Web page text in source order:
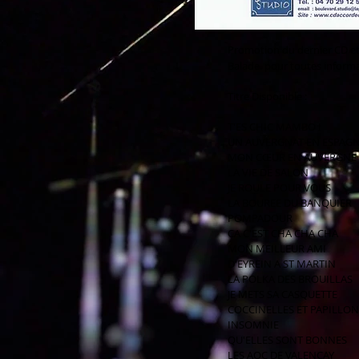
MON CŒUR EN AUVERGNE
LA VIE DE SALON
JE ROULE POUR VOUS
LA BOUREE DU BANQUIER
POMPADOUR
CA C'EST CHA CHA CHA
MON MEILLEUR AMI
D'EYREIN A ST MARTIN
LA POLKA DES BROUILLAS
JE METS SA CASQUETTE
COCCINELLES ET
INSOMNIE
QU'ELLES SONT BONNES
LES AOC DE VALENCAY